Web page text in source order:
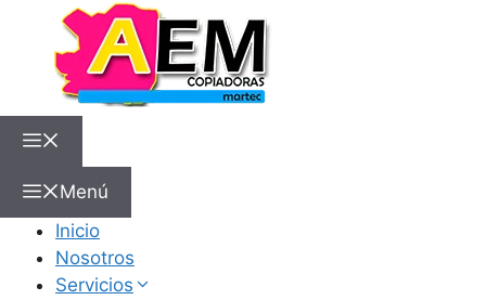
Menú
Inicio
Nosotros
Servicios